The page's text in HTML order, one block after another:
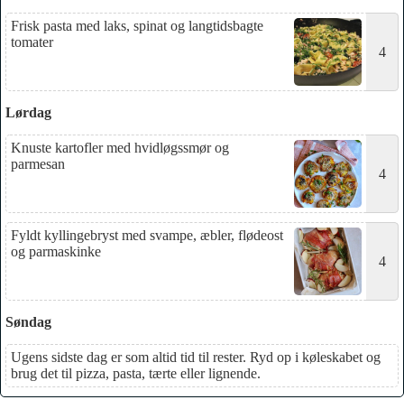
Frisk pasta med laks, spinat og langtidsbagte
tomater
4
Lørdag
Knuste kartofler med hvidløgssmør og
parmesan
4
Fyldt kyllingebryst med svampe, æbler, flødeost
og parmaskinke
4
Søndag
Ugens sidste dag er som altid tid til rester. Ryd op i køleskabet og
brug det til pizza, pasta, tærte eller lignende.